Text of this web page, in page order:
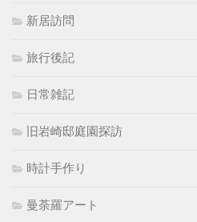
新居訪問
旅行後記
日常雑記
旧岩崎邸庭園探訪
時計手作り
曼荼羅アート